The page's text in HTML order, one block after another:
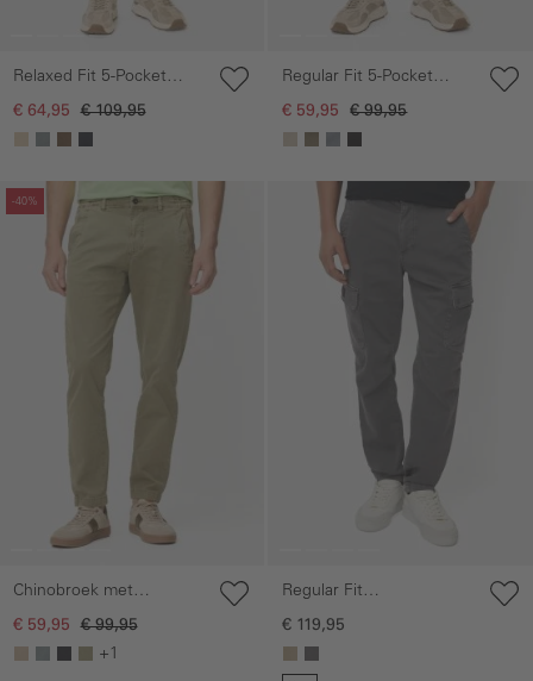
Relaxed Fit 5-Pocket
Broek
€ 64,95 € 109,95
Regular Fit 5-Pocket
Broek
€ 59,95 € 99,95
-40%
overslaan
Chinobroek met
elastische tailleband
€ 59,95
€ 99,95
+1
Galerie overslaan
Regular Fit
fleXXXactive©
€ 119,95